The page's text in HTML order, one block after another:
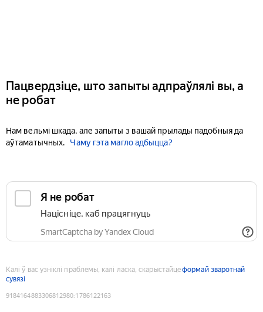
Пацвердзіце, што запыты адпраўлялі вы, а
не робат
Нам вельмі шкада, але запыты з вашай прылады падобныя да
аўтаматычных.
Чаму гэта магло адбыцца?
Я не робат
Націсніце, каб працягнуць
SmartCaptcha by Yandex Cloud
Калі ў вас узніклі праблемы, калі ласка, скарыстайцеформай зваротнай
сувязі
9184164883306812980:1786122163